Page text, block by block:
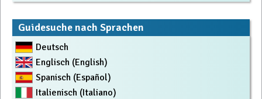
Guidesuche nach Sprachen
Deutsch
Englisch (English)
Spanisch (Español)
Italienisch (Italiano)